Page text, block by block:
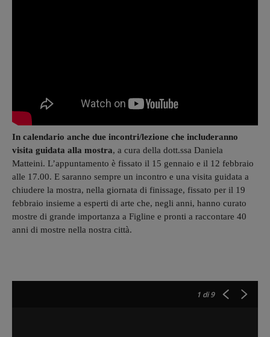
In calendario anche due incontri/lezione che includeranno
visita guidata alla mostra, a cura della dott.ssa Daniela
Matteini. L’appuntamento è fissato il 15 gennaio e il 12 febbraio
alle 17.00. E saranno sempre un incontro e una visita guidata a
chiudere la mostra, nella giornata di finissage, fissato per il 19
febbraio insieme a esperti di arte che, negli anni, hanno curato
mostre di grande importanza a Figline e pronti a raccontare 40
anni di mostre nella nostra città.
1 di 9